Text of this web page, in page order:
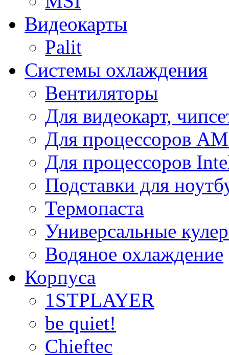
Видеокарты
Palit
Системы охлаждения
Вентиляторы
Для видеокарт,
Для процессоров
Для процессоров
Подставки для
Термопаста
Универсальные
Водяное охлаждение
Корпуса
1STPLAYER
be quiet!
Chieftec